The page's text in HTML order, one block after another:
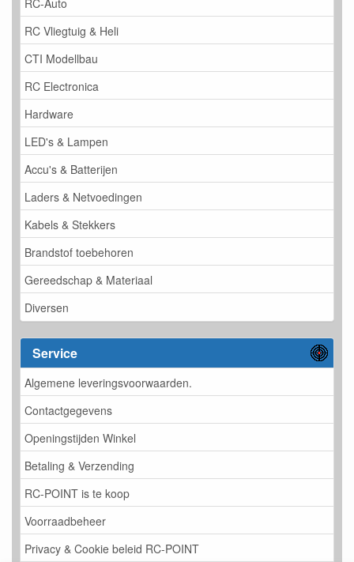
RC Vliegtuig & Heli
CTI Modellbau
RC Electronica
Hardware
LED's & Lampen
Accu's & Batterijen
Laders & Netvoedingen
Kabels & Stekkers
Brandstof toebehoren
Gereedschap & Materiaal
Diversen
Service
Algemene leveringsvoorwaarden.
Contactgegevens
Openingstijden Winkel
Betaling & Verzending
RC-POINT is te koop
Voorraadbeheer
Privacy & Cookie beleid RC-POINT